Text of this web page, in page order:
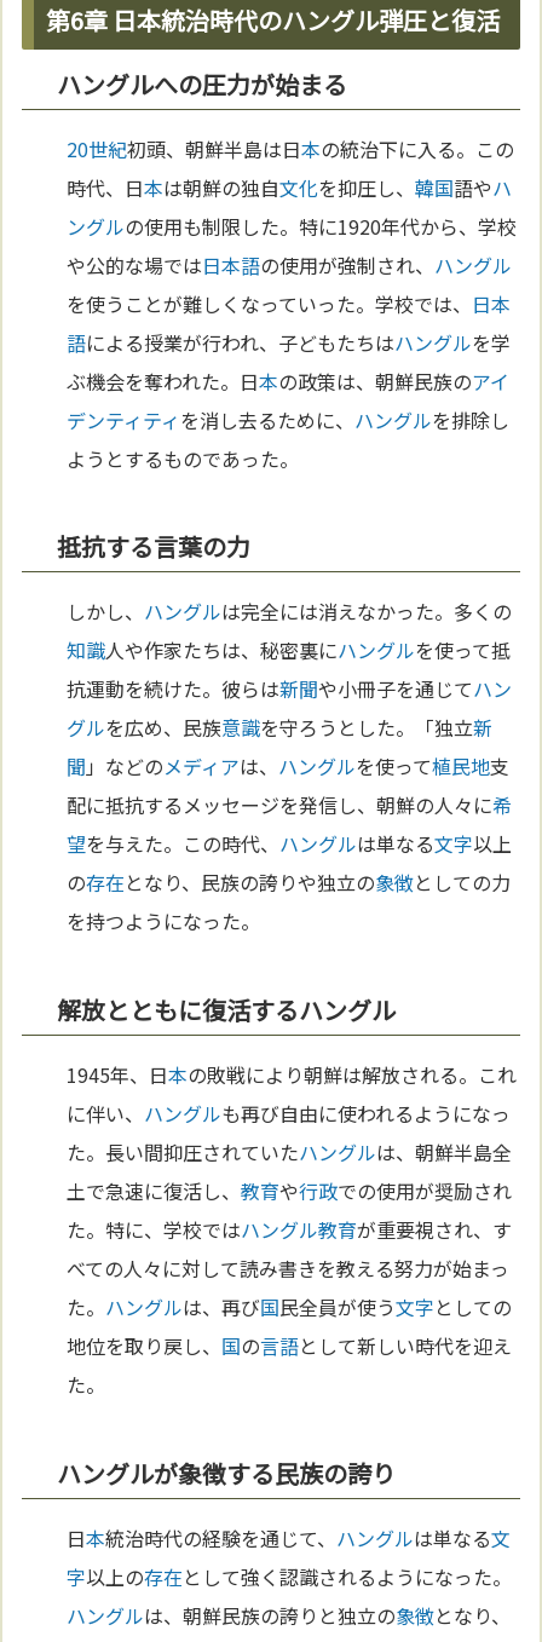
第6章 日本統治時代のハングル弾圧と復活
ハングルへの圧力が始まる
20世紀初頭、朝鮮半島は日本の統治下に入る。この
時代、日本は朝鮮の独自文化を抑圧し、韓国語やハ
ングルの使用も制限した。特に1920年代から、学校
や公的な場では日本語の使用が強制され、 ハングル
を使うことが難しくなっていった。学校では、 日本
語による授業が行われ、子どもたちはハングルを学
ぶ機会を奪われた。日本の政策は、朝鮮民族のアイ
デンティティを消し去るために、 ハングルを排除し
ようとするものであった。
抵抗する言葉の力
しかし、 ハングルは完全には消えなかった。多くの
知識人や作家たちは、秘密裏にハングルを使って抵
抗運動を続けた。彼らは新聞や小冊子を通じてハン
グルを広め、民族意識を守ろうとした。「独立新
聞 」などのメディアは、 ハングルを使って植民地支
配に抵抗するメッセージを発信し、朝鮮の人々に希
望を与えた。この時代、 ハングルは単なる文字以上
の存在となり、民族の誇りや独立の象徴としての力
を持つようになった。
解放とともに復活するハングル
1945年、日本の敗戦により朝鮮は解放される。これ
に伴い、 ハングルも再び自由に使われるようになっ
た。長い間抑圧されていたハングルは、朝鮮半島全
土で急速に復活し、教育や行政での使用が奨励され
た。特に、学校ではハングル教育が重要視され、す
べての人々に対して読み書きを教える努力が始まっ
た。 ハングルは、再び国民全員が使う文字としての
地位を取り戻し、 国の言語として新しい時代を迎え
た。
ハングルが象徴する民族の誇り
日本統治時代の経験を通じて、 ハングルは単なる文
字以上の存在として強く認識されるようになった。
ハングルは、朝鮮民族の誇りと独立の象徴となり、